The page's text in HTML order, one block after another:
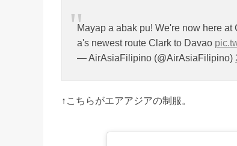
Mayap a abak pu! We're now here
a's newest route Clark to Davao
— AirAsiaFilipino (@AirAsiaFilipino)
↑こちらがエアアジアの制服。